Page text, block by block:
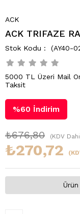
ACK
ACK TRIFAZE
(AY40-
5000 TL Üzeri Mail
Taksit
%60 İndirim
₺676,80 (KDV
₺270,72
Ürün